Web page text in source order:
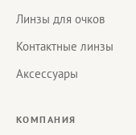
Линзы для очков
Контактные линзы
Аксессуары
КОМПАНИЯ